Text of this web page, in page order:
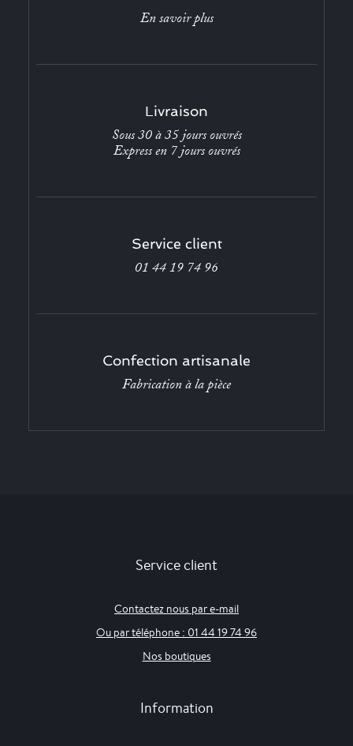
En savoir plus
Livraison
Sous 30 à 35 jours ouvrés
Express en 7 jours ouvrés
Service client
01 44 19 74 96
Confection artisanale
Fabrication à la pièce
Service client
Contactez nous par e-mail
Ou par téléphone : 01 44 19 74 96
Nos boutiques
Information